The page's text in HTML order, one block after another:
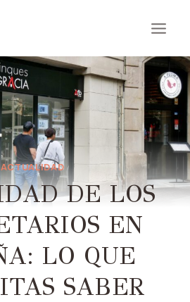
ACTUALIDAD
DE LOS
EN
LO QUE
SABER